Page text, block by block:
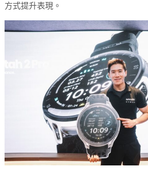
方式提升表現。